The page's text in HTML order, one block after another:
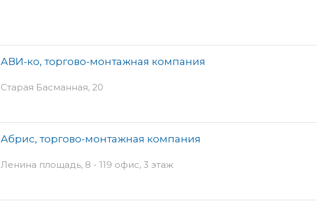
АВИ-ко, торгово-монтажная компания
Старая Басманная, 20
Абрис, торгово-монтажная компания
Ленина площадь, 8 - 119 офис, 3 этаж